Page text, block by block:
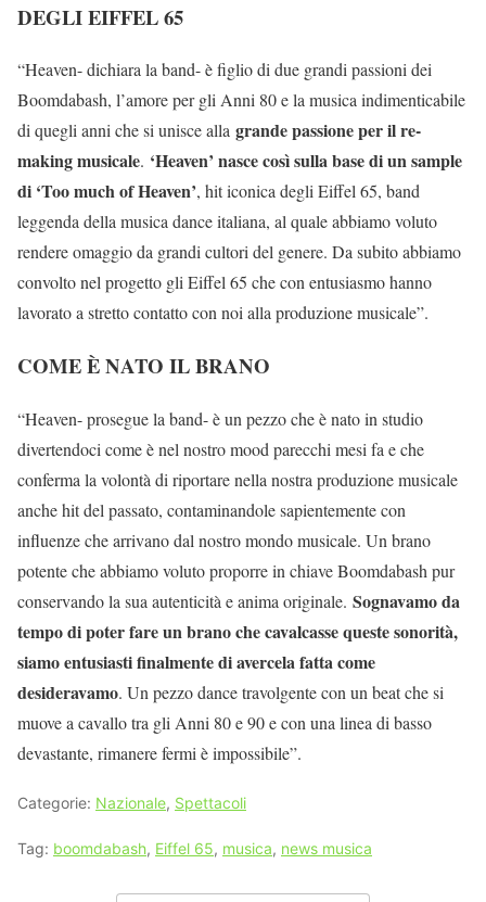
DEGLI EIFFEL 65
“Heaven- dichiara la band- è figlio di due grandi passioni dei
Boomdabash, l’amore per gli Anni 80 e la musica indimenticabile
di quegli anni che si unisce alla grande passione per il re-
making musicale. ‘Heaven’ nasce così sulla base di un sample
di ‘Too much of Heaven’, hit iconica degli Eiffel 65, band
leggenda della musica dance italiana, al quale abbiamo voluto
rendere omaggio da grandi cultori del genere. Da subito abbiamo
convolto nel progetto gli Eiffel 65 che con entusiasmo hanno
lavorato a stretto contatto con noi alla produzione musicale”.
COME È NATO IL BRANO
“Heaven- prosegue la band- è un pezzo che è nato in studio
divertendoci come è nel nostro mood parecchi mesi fa e che
conferma la volontà di riportare nella nostra produzione musicale
anche hit del passato, contaminandole sapientemente con
influenze che arrivano dal nostro mondo musicale. Un brano
potente che abbiamo voluto proporre in chiave Boomdabash pur
conservando la sua autenticità e anima originale. Sognavamo da
tempo di poter fare un brano che cavalcasse queste sonorità,
siamo entusiasti finalmente di avercela fatta come
desideravamo. Un pezzo dance travolgente con un beat che si
muove a cavallo tra gli Anni 80 e 90 e con una linea di basso
devastante, rimanere fermi è impossibile”.
Categorie: Nazionale, Spettacoli
Tag: boomdabash, Eiffel 65, musica, news musica